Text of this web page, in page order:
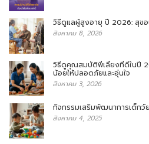
วิธีดูแลผู้สูงอายุ ปี 2026: สุข
สิงหาคม 8, 2026
วิธีดูคุณสมบัติพี่เลี้ยงที่ดีในปี
น้อยให้ปลอดภัยและอุ่นใจ
สิงหาคม 3, 2026
กิจกรรมเสริมพัฒนาการเด็กวั
สิงหาคม 4, 2025